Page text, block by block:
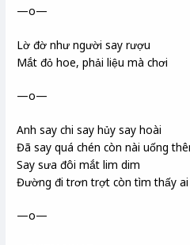
—o—
Lờ đờ như người say rượu
Mắt đỏ hoe, phải liệu mà chơi
—o—
Anh say chi say hủy say hoài
Đã say quá chén còn nài uống
Say sưa đôi mắt lim dim
Đường đi trơn trợt còn tìm thấy ai
—o—